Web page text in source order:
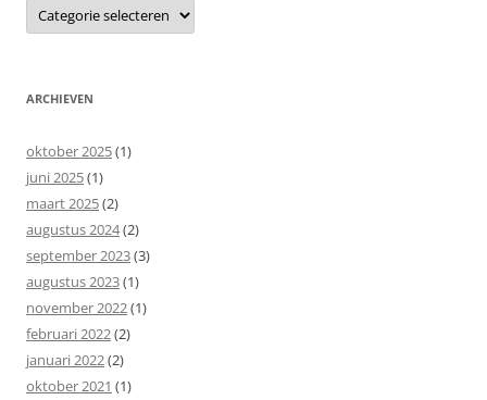
ARCHIEVEN
oktober 2025(1)
juni 2025(1)
maart 2025(2)
augustus 2024(2)
september 2023(3)
augustus 2023(1)
november 2022(1)
februari 2022(2)
januari 2022(2)
oktober 2021 (1)